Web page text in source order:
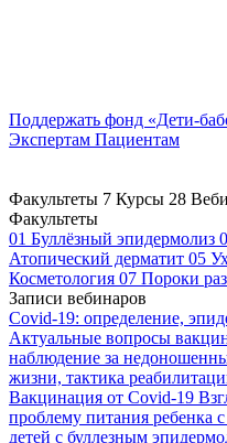
Поддержать фонд «Дети-
Экспертам Пациентам
Факультеты 7 Курсы 28
Факультеты
01 Буллёзный эпидермолиз
Атопический дерматит 05
Косметология 07 Пороки
Записи вебинаров
Covid-19: определение,
Актуальные вопросы
наблюдение за
жизни, тактика
Вакцинация от Covid-19
проблему питания ребенка
детей с буллезным